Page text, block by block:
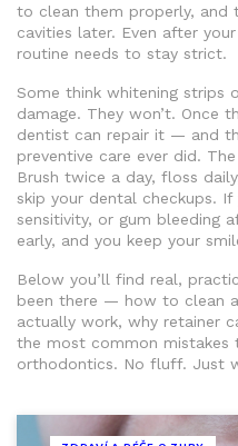
to clean them properly, and
cavities later. Even after
routine needs to stay strict.
Some think whitening strips
damage. They won’t. Once
dentist can repair it — and
preventive care ever did.
Brush twice a day, floss
skip your dental checkups.
sensitivity, or gum bleeding
early, and you keep your
Below you’ll find real,
been there — how to clean
actually work, why retainer
the most common
orthodontics. No fluff. Just